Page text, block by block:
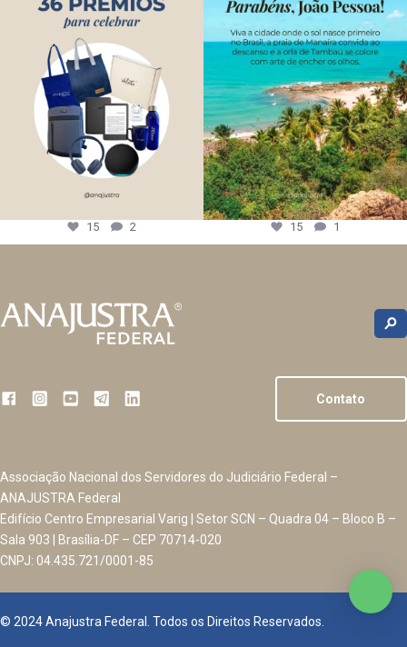
15 2 15 1
Contato
Associação Nacional dos Servidores do Judiciário Federal –
ANAJUSTRA Federal
Edifício Centro Empresarial Varig | Setor SCN – Quadra 04 – Bloco B –
Sala 903 | Brasília-DF – CEP 70714-020
CNPJ: 04.435.721/0001-85
© 2024 Anajustra Federal. Todos os Direitos Reservados.